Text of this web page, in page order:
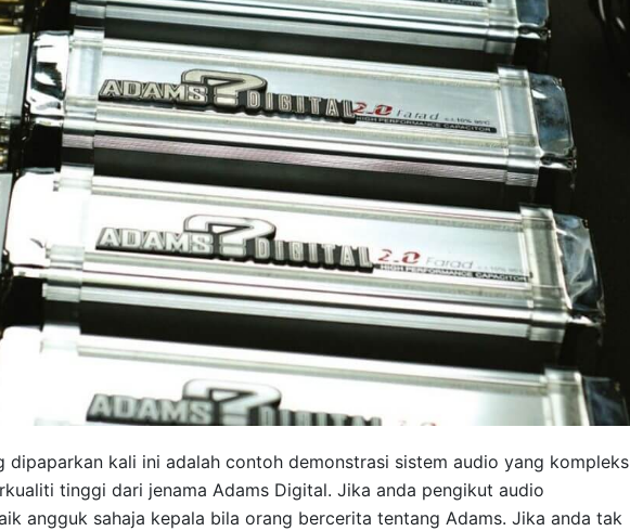
dipaparkan kali ini adalah contoh demonstrasi sistem audio yang kompleks
tinggi dari jenama Adams Digital. Jika anda pengikut audio
angguk sahaja kepala bila orang bercerita tentang Adams. Jika anda tak